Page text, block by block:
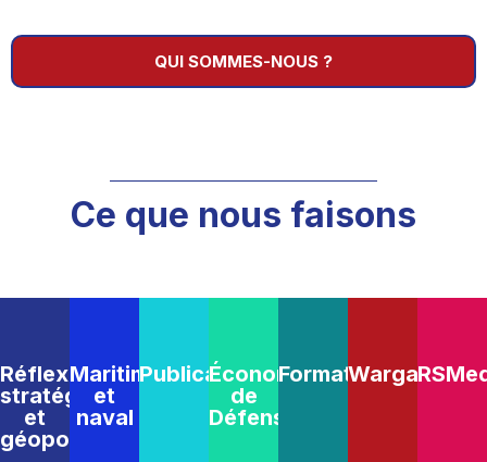
QUI SOMMES-NOUS ?
Ce que nous faisons
Réflexion
stratégique
et
géopolitique
Maritime
et
naval
Publications
Économie
de
Défense
FormationsWargames